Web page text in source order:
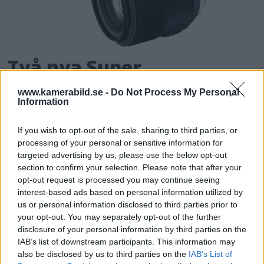
www.kamerabild.se - Do Not Process My Personal
Information
If you wish to opt-out of the sale, sharing to third parties, or
processing of your personal or sensitive information for
targeted advertising by us, please use the below opt-out
section to confirm your selection. Please note that after your
opt-out request is processed you may continue seeing
interest-based ads based on personal information utilized by
us or personal information disclosed to third parties prior to
your opt-out. You may separately opt-out of the further
disclosure of your personal information by third parties on the
IAB’s list of downstream participants. This information may
also be disclosed by us to third parties on the IAB’s List of
Två nya Super
Performance-objektiv
Tamrons serie "SP" får nu utökning av två
objektiv, en uppdaterad klassiker och ett helt
nytt porträttobjektiv.